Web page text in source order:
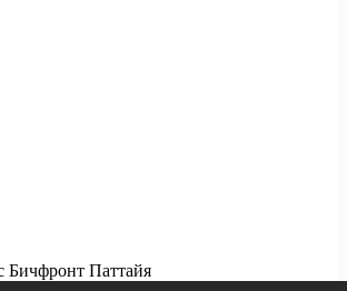
Бичфронт Паттайя